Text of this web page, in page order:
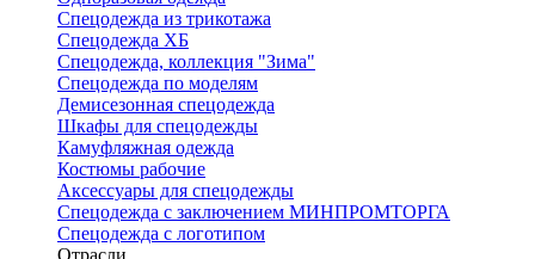
Спецодежда из трикотажа
Спецодежда ХБ
Спецодежда, коллекция "Зима"
Спецодежда по моделям
Демисезонная спецодежда
Шкафы для спецодежды
Камуфляжная одежда
Костюмы рабочие
Аксессуары для спецодежды
Спецодежда с заключением МИНПРОМТОРГА
Спецодежда с логотипом
Отрасли